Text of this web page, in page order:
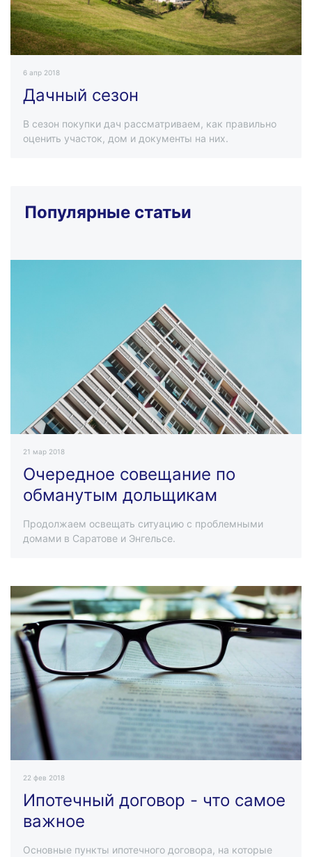
6 апр 2018
Дачный сезон
В сезон покупки дач рассматриваем, как правильно
оценить участок, дом и документы на них.
Популярные статьи
21 мар 2018
Очередное совещание по
обманутым дольщикам
Продолжаем освещать ситуацию с проблемными
домами в Саратове и Энгельсе.
22 фев 2018
Ипотечный договор - что самое
важное
Основные пункты ипотечного договора, на которые